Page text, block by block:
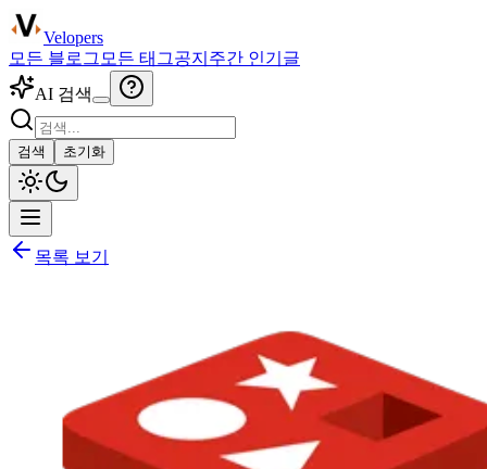
Velopers
모든 블로그 모든 태그공지 주간 인기글
AI 검색
검색 초기화
목록 보기